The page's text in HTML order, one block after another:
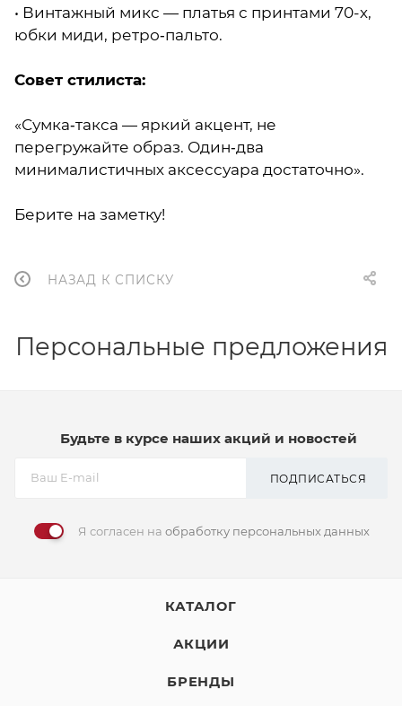
• Винтажный микс — платья с принтами 70-х,
юбки миди, ретро‑пальто.
Совет стилиста:
«Сумка‑такса — яркий акцент, не
перегружайте образ. Один‑два
минималистичных аксессуара достаточно».
Берите на заметку!
НАЗАД К СПИСКУ
Персональные предложения
Будьте в курсе наших акций и новостей
ПОДПИСАТЬСЯ
Я согласен на обработку персональных данных
КАТАЛОГ
АКЦИИ
БРЕНДЫ